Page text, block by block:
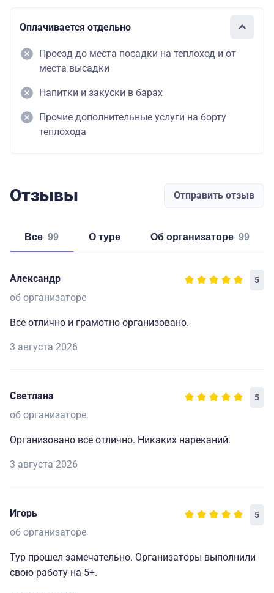
Оплачивается отдельно
Проезд до места посадки на теплоход и от
места высадки
Напитки и закуски в барах
Прочие дополнительные услуги на борту
теплохода
Отзывы Отправить отзыв
Все 99 о туре об организаторе 99
Александр 5
об организаторе
Все отлично и грамотно организовано.
3 августа 2026
Светлана 5
об организаторе
Организовано все отлично. Никаких нареканий.
3 августа 2026
Игорь 5
об организаторе
Тур прошел замечательно. Организаторы выполнили
свою работу на 5+.